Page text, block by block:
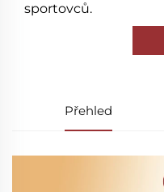
sportovců.
Přehled